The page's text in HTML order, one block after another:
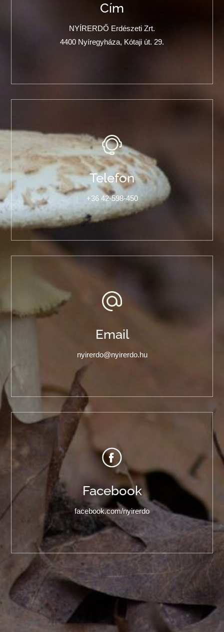
Cím
NYÍRERDŐ Erdészeti Zrt.
4400 Nyíregyháza, Kótaji út. 29.
Telefon
+36 42-598-450
Email
nyirerdo@nyirerdo.hu
Facebook
facebook.com/nyirerdo